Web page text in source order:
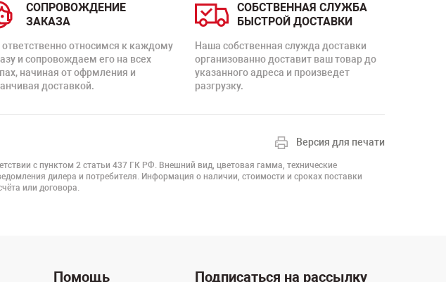
СОПРОВОЖДЕНИЕ
ЗАКАЗА
относимся к каждому
и сопровождаем его на всех
начиная от офрмления и
доставкой.
СОБСТВЕННАЯ СЛУЖБА
БЫСТРОЙ ДОСТАВКИ
Наша собственная служда доставки
организованно доставит ваш товар до
указанного адреса и произведет
разгрузку.
Версия для печати
с пунктом 2 статьи 437 ГК РФ. Внешний вид, цветовая гамма, технические
дилера и потребителя. Информация о наличии, стоимости и сроках поставки
или договора.
Помощь Подписаться на рассылку